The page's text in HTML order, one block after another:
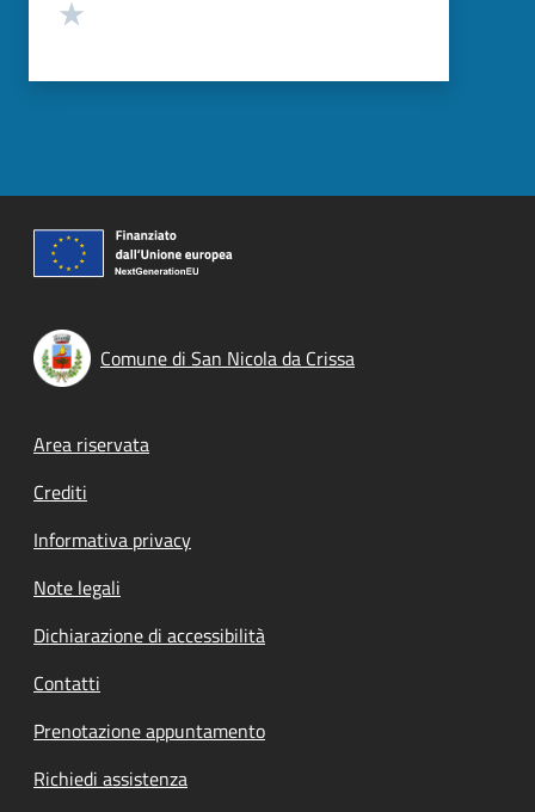
Comune di San Nicola da Crissa
Footer menu
Area riservata
Crediti
Informativa privacy
Note legali
Dichiarazione di accessibilità
Contatti
Prenotazione appuntamento
Richiedi assistenza